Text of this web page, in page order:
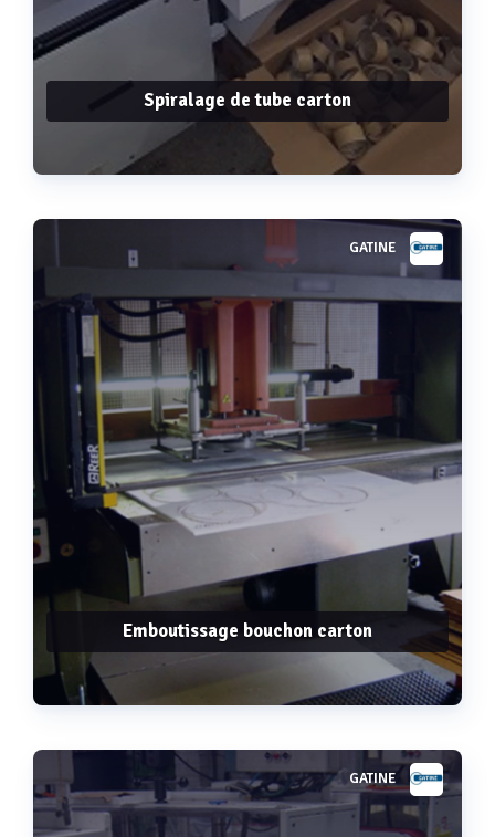
Spiralage de tube carton
GATINE
Emboutissage bouchon carton
Voir plus GATINE